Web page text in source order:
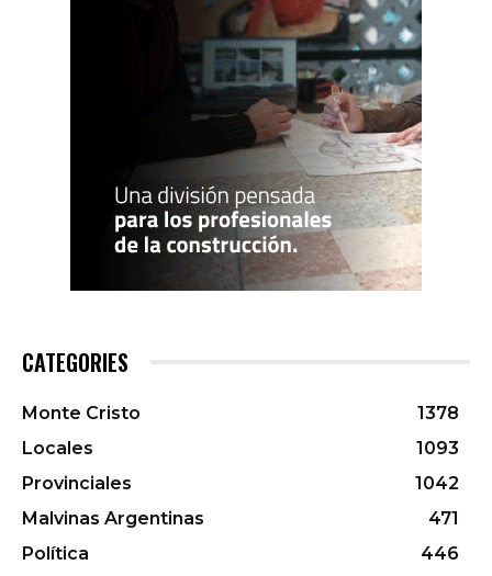
CATEGORIES
Monte Cristo
1378
Locales
1093
Provinciales
1042
Malvinas Argentinas
471
Política
446